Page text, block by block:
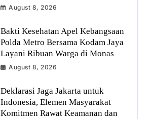
August 8, 2026
Bakti Kesehatan Apel Kebangsaan
Polda Metro Bersama Kodam Jaya
Layani Ribuan Warga di Monas
August 8, 2026
Deklarasi Jaga Jakarta untuk
Indonesia, Elemen Masyarakat
Komitmen Rawat Keamanan dan